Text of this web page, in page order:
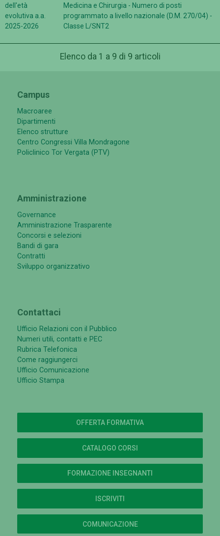
dell'età
evolutiva a.a.
2025-2026
Medicina e Chirurgia - Numero di posti
programmato a livello nazionale (D.M. 270/04) -
Classe L/SNT2
Elenco da 1 a 9 di 9 articoli
Campus
Macroaree
Dipartimenti
Elenco strutture
Centro Congressi Villa Mondragone
Policlinico Tor Vergata (PTV)
Amministrazione
Governance
Amministrazione Trasparente
Concorsi e selezioni
Bandi di gara
Contratti
Sviluppo organizzativo
Contattaci
Ufficio Relazioni con il Pubblico
Numeri utili, contatti e PEC
Rubrica Telefonica
Come raggiungerci
Ufficio Comunicazione
Ufficio Stampa
OFFERTA FORMATIVA
CATALOGO CORSI
FORMAZIONE INSEGNANTI
ISCRIVITI
COMUNICAZIONE